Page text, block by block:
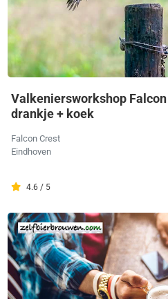
Valkeniersworkshop
drankje + koek
Falcon Crest
Eindhoven
4.6 / 5